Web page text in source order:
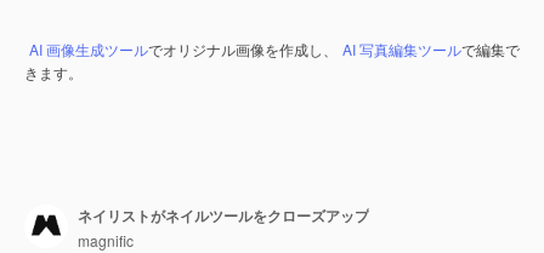
AI 画像生成ツールでオリジナル画像を作成し、 AI 写真編集ツールで編集で
きます。
ネイリストがネイルツールをクローズアップ
magnific